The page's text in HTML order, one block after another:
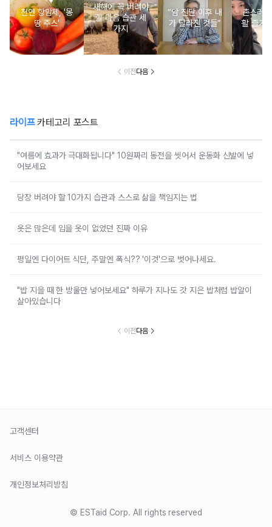
천연 항암제, '몽
땅 주스'
새해에 꼭 버려야
할 마음 습관 세
가지
“암 진단 이후 내
가 달라진 것들”
촌스러
활 즐기
이전다음
라이프카테고리 포스트
"여름에 효과가 극대화됩니다" 10원짜리 동전을 씻어서 운동화 신발에 넣
어보세요
당장 버려야 할 10가지 습관과 스스로 삶을 책임지는 법
옷은 많은데 입을 옷이 없었던 진짜 이유
평일엔 다이어트 식단, 주말엔 폭식?? '이것'으로 벗어나세요.
"밥 지을 때 한 방울만 넣어보세요" 하루가 지나도 갓 지은 밥처럼 밥알이
살아있습니다
이전다음
고객센터
서비스 이용약관
개인정보처리방침
© ESTaid Corp. All rights reserved